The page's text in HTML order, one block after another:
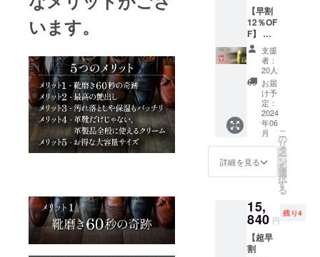
います。
【早割
12％OF
F】 レ
ザー
ロー
ション
「ミ
ラーポ
リッ
シュ60
セカン
ズ」3本
セット
■セット
内容 ・
「ミ
リッ
シュ60
セカン
ズ」×3
本パッ
支援
者：
20人
お届
け予
定：
2024
年06
月
詳細を見る
こ
の
リ
タ
ー
ン
を
選
択
す
る
15,
840 円
残り4
【超早
割